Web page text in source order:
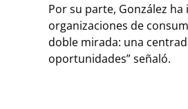
Por su parte, González
organizaciones de
doble mirada: una
oportunidades” señaló.